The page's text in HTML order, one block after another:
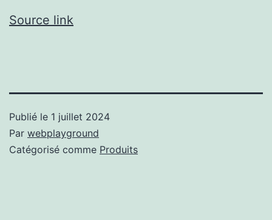
Source link
Publié le 1 juillet 2024
Par webplayground
Catégorisé comme Produits